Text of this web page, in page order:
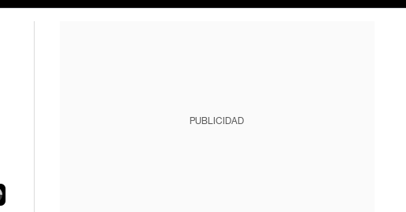
PUBLICIDAD